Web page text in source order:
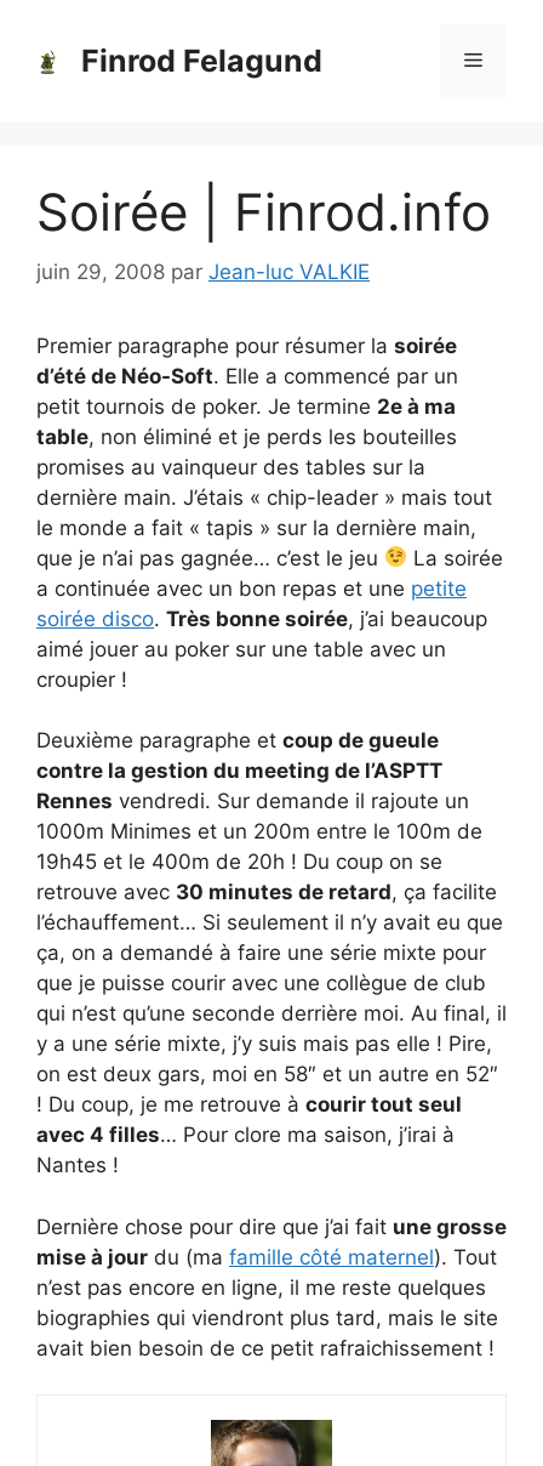
contenu
Finrod Felagund Menu
Soirée | Finrod.info
juin 29, 2008 par Jean-luc VALKIE
Premier paragraphe pour résumer la soirée
d’été de Néo-Soft. Elle a commencé par un
petit tournois de poker. Je termine 2e à ma
table, non éliminé et je perds les bouteilles
promises au vainqueur des tables sur la
dernière main. J’étais « chip-leader » mais tout
le monde a fait « tapis » sur la dernière main,
que je n’ai pas gagnée… c’est le jeu
La soirée
a continuée avec un bon repas et une petite
soirée disco. Très bonne soirée, j’ai beaucoup
aimé jouer au poker sur une table avec un
croupier !
Deuxième paragraphe et coup de gueule
contre la gestion du meeting de l’ASPTT
Rennes vendredi. Sur demande il rajoute un
1000m Minimes et un 200m entre le 100m de
19h45 et le 400m de 20h ! Du coup on se
retrouve avec 30 minutes de retard, ça facilite
l’échauffement… Si seulement il n’y avait eu que
ça, on a demandé à faire une série mixte pour
que je puisse courir avec une collègue de club
qui n’est qu’une seconde derrière moi. Au final, il
y a une série mixte, j’y suis mais pas elle ! Pire,
on est deux gars, moi en 58″ et un autre en 52″
! Du coup, je me retrouve à courir tout seul
avec 4 filles… Pour clore ma saison, j’irai à
Nantes !
Dernière chose pour dire que j’ai fait une grosse
mise à jour du (ma famille côté maternel). Tout
n’est pas encore en ligne, il me reste quelques
biographies qui viendront plus tard, mais le site
avait bien besoin de ce petit rafraichissement !